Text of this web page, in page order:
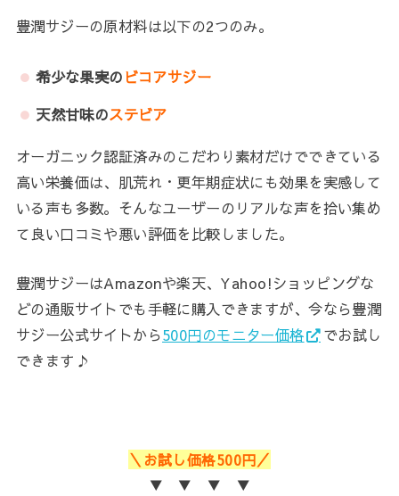
豊潤サジーの原材料は以下の2つのみ。
希少な果実のビコアサジー
天然甘味のステビア
オーガニック認証済みのこだわり素材だけでできている
高い栄養価は、肌荒れ・更年期症状にも効果を実感して
いる声も多数。そんなユーザーのリアルな声を拾い集め
て良い口コミや悪い評価を比較しました。
豊潤サジーはAmazonや楽天、Yahoo!ショッピングな
どの通販サイトでも手軽に購入できますが、今なら豊潤
サジー公式サイトから500円のモニター価格
でお試し
できます♪
＼お試し価格500円／
▼ ▼ ▼ ▼